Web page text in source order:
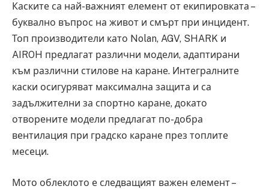
Каските са най-важният елемент от екипировката –
буквално въпрос на живот и смърт при инцидент.
Топ производители като Nolan, AGV, SHARK и
AIROH предлагат различни модели, адаптирани
към различни стилове на каране. Интегралните
каски осигуряват максимална защита и са
задължителни за спортно каране, докато
отворените модели предлагат по-добра
вентилация при градско каране през топлите
месеци.
Мото облеклото е следващият важен елемент –